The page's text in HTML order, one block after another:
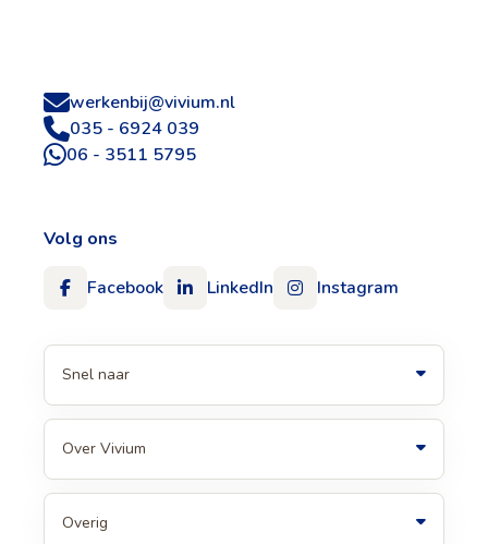
werkenbij@vivium.nl
035 - 6924 039
06 - 3511 5795
Snel naar
Over Vivium
Overig
Volg ons
Facebook LinkedIn Instagram